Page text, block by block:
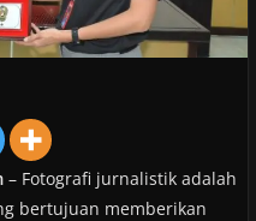
– Fotografi jurnalistik adalah
bertujuan memberikan